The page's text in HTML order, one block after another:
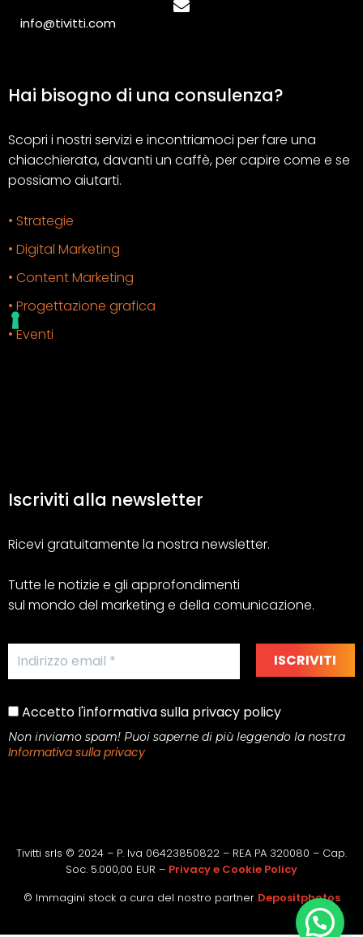
info@tivitti.com
Hai bisogno di una consulenza?
Scopri i nostri servizi e incontriamoci per fare una
chiacchierata, davanti un caffè, per capire come e se
possiamo aiutarti.
• Strategie
• Digital Marketing
• Content Marketing
• Progettazione grafica
• Eventi
Iscriviti alla newsletter
Ricevi gratuitamente la nostra newsletter.
Tutte le notizie e gli approfondimenti
sul mondo del marketing e della comunicazione.
Accetto l'informativa sulla privacy policy
Non inviamo spam! Puoi saperne di più leggendo la nostra
Informativa sulla privacy
Tivitti srls © 2024 – P. Iva 06423850822 – REA PA 320080 – Cap.
Soc. 5.000,00 EUR – Privacy e Cookie Policy
© Immagini stock a cura del nostro partner Depositphotos